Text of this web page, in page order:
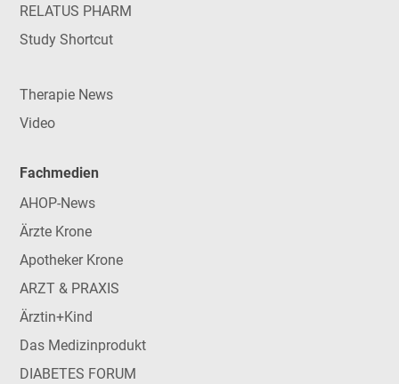
RELATUS PHARM
Study Shortcut
Therapie News
Video
Fachmedien
AHOP-News
Ärzte Krone
Apotheker Krone
ARZT & PRAXIS
Ärztin+Kind
Das Medizinprodukt
DIABETES FORUM